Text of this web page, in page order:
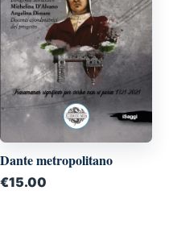
Dante metropolitano
€15.00